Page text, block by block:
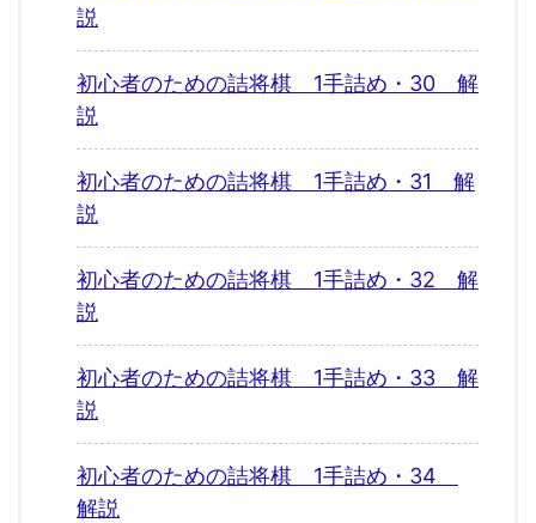
説
初心者のための詰将棋 1手詰め・30 解
説
初心者のための詰将棋 1手詰め・31 解
説
初心者のための詰将棋 1手詰め・32 解
説
初心者のための詰将棋 1手詰め・33 解
説
初心者のための詰将棋 1手詰め・34
解説